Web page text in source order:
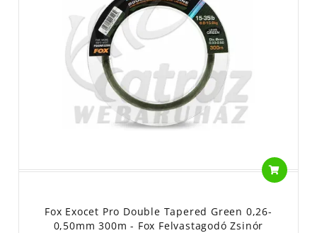
Fox Exocet Pro Double Tapered Green 0,26-
0,50mm 300m - Fox Felvastagodó Zsinór